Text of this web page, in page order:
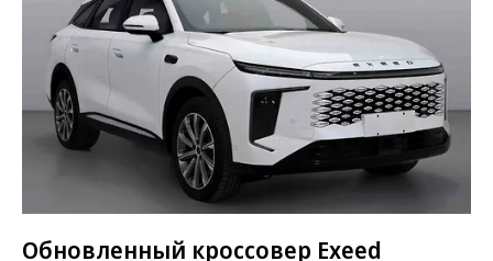
Обновленный кроссовер Exeed